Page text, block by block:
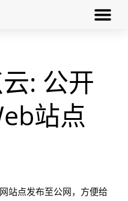
: 公开
站点
站点发布至公网，方便给